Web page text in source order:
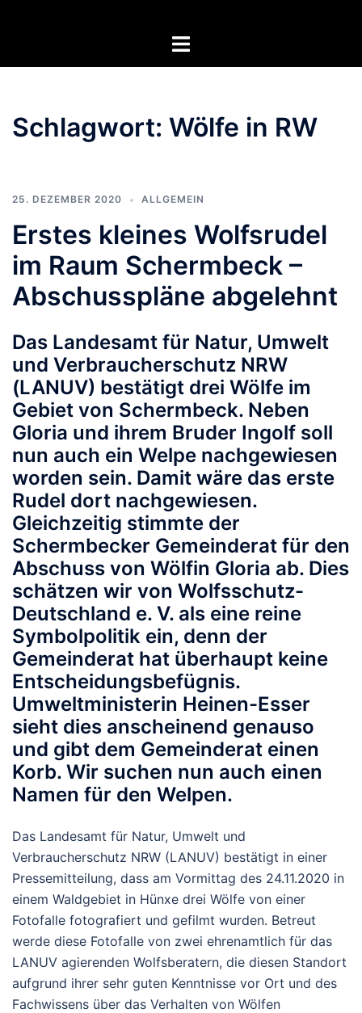
Menü
Schlagwort: Wölfe in RW
25. DEZEMBER 2020 ALLGEMEIN
Erstes kleines Wolfsrudel
im Raum Schermbeck –
Abschusspläne abgelehnt
Das Landesamt für Natur, Umwelt
und Verbraucherschutz NRW
(LANUV) bestätigt drei Wölfe im
Gebiet von Schermbeck. Neben
Gloria und ihrem Bruder Ingolf soll
nun auch ein Welpe nachgewiesen
worden sein. Damit wäre das erste
Rudel dort nachgewiesen.
Gleichzeitig stimmte der
Schermbecker Gemeinderat für den
Abschuss von Wölfin Gloria ab. Dies
schätzen wir von Wolfsschutz-
Deutschland e. V. als eine reine
Symbolpolitik ein, denn der
Gemeinderat hat überhaupt keine
Entscheidungsbefügnis.
Umweltministerin Heinen-Esser
sieht dies anscheinend genauso
und gibt dem Gemeinderat einen
Korb. Wir suchen nun auch einen
Namen für den Welpen.
Das Landesamt für Natur, Umwelt und
Verbraucherschutz NRW (LANUV) bestätigt in einer
Pressemitteilung, dass am Vormittag des 24.11.2020 in
einem Waldgebiet in Hünxe drei Wölfe von einer
Fotofalle fotografiert und gefilmt wurden. Betreut
werde diese Fotofalle von zwei ehrenamtlich für das
LANUV agierenden Wolfsberatern, die diesen Standort
aufgrund ihrer sehr guten Kenntnisse vor Ort und des
Fachwissens über das Verhalten von Wölfen